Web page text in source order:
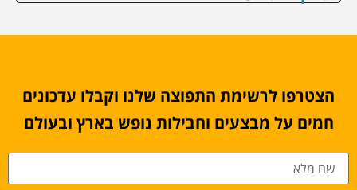
הצטרפו לרשימת התפוצה שלנו וקבלו עדכונים
חמים על מבצעים וחבילות נופש בארץ ובעולם